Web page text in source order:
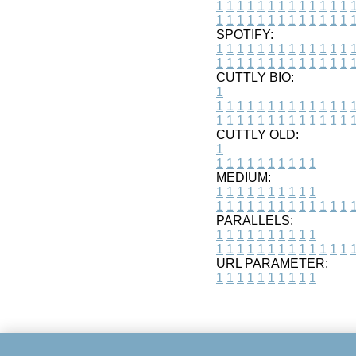
1 1 1 1 1 1 1 1 1 1 1 1 1 1
1 1 1 1 1 1 1 1 1 1 1 1 1 1
SPOTIFY:
1 1 1 1 1 1 1 1 1 1 1 1 1 1
1 1 1 1 1 1 1 1 1 1 1 1 1 1
CUTTLY BIO:
1
1 1 1 1 1 1 1 1 1 1 1 1 1 1
1 1 1 1 1 1 1 1 1 1 1 1 1 1
CUTTLY OLD:
1
1 1 1 1 1 1 1 1 1 1
MEDIUM:
1 1 1 1 1 1 1 1 1 1
1 1 1 1 1 1 1 1 1 1 1 1 1 1
PARALLELS:
1 1 1 1 1 1 1 1 1 1
1 1 1 1 1 1 1 1 1 1 1 1 1 1
URL PARAMETER:
1 1 1 1 1 1 1 1 1 1